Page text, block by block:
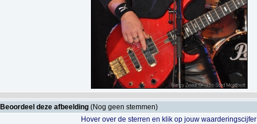
Beoordeel deze afbeelding (Nog geen stemmen)
Hover over de sterren en klik op jouw waarderingscijfer